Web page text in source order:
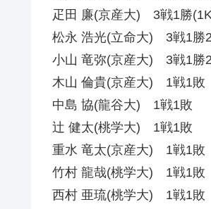
疋田 廉(京産大) 3戦1勝
松永 浩光(立命大) 3戦1勝
小山 竜弥(京産大) 3戦1勝
木山 倫貴(京産大) 1戦1敗
中島 協(龍谷大) 1戦1敗
辻 健太(桃学大) 1戦1敗
重水 竜太(京産大) 1戦1敗
竹村 龍哉(桃学大) 1戦1敗
西村 亜琉(桃学大) 1戦1敗